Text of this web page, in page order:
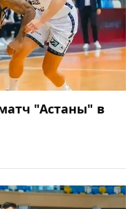
"Астаны" в